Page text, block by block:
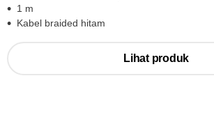
1 m
Kabel braided hitam
Lihat produk